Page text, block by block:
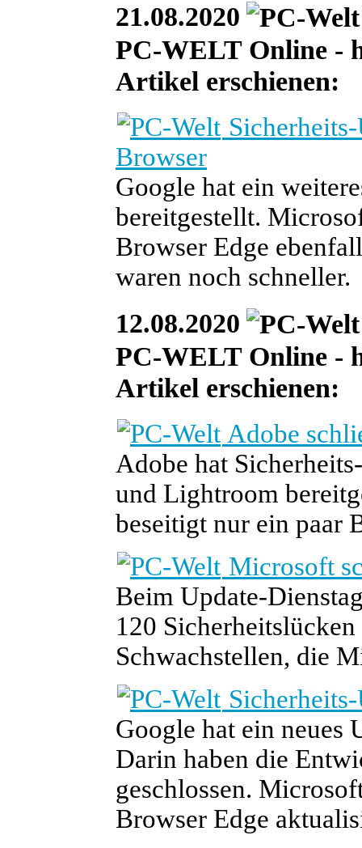
21.08.2020
PC-WELT Online -
Artikel erschienen:
Browser
Google hat ein
bereitgestellt.
Browser Edge
waren noch schneller.
12.08.2020
PC-WELT Online -
Artikel erschienen:
Adobe
Adobe hat
und Lightroom
beseitigt nur ein paar
Microsoft
Beim Update-
120
Schwachstellen, die
Google hat ein neues
Darin haben die
geschlossen.
Browser Edge